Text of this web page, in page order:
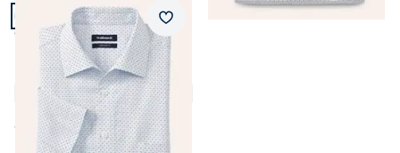
Passform Comfort Fit.
+2
Comfort Fit
Bügelfreies Hemd mit
Relax-Kragen
4,8 (29)
ab € 59,99
Merkzettel